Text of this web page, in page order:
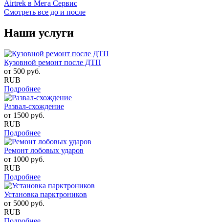
Смотреть все до и после
Наши услуги
Кузовной ремонт после ДТП
от 500 руб.
RUB
Подробнее
Развал-схождение
от 1500 руб.
RUB
Подробнее
Ремонт лобовых ударов
от 1000 руб.
RUB
Подробнее
Установка парктроников
от 5000 руб.
RUB